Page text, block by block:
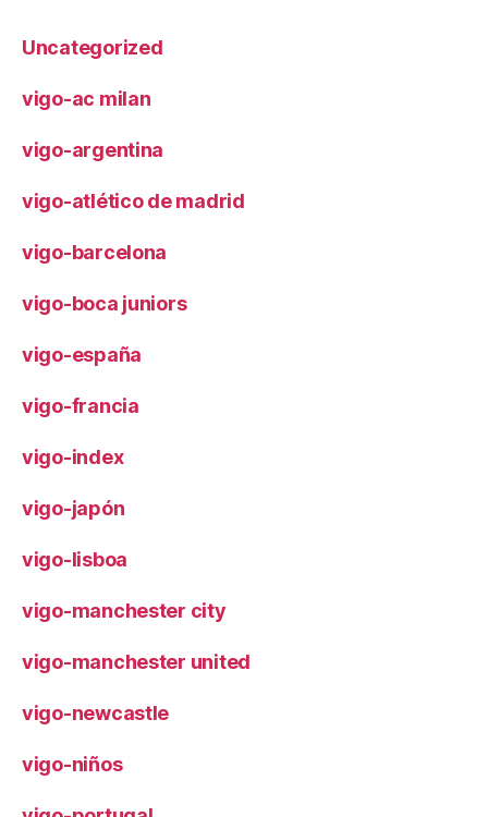
Uncategorized
vigo-ac milan
vigo-argentina
vigo-atlético de madrid
vigo-barcelona
vigo-boca juniors
vigo-españa
vigo-francia
vigo-index
vigo-japón
vigo-lisboa
vigo-manchester city
vigo-manchester united
vigo-newcastle
vigo-niños